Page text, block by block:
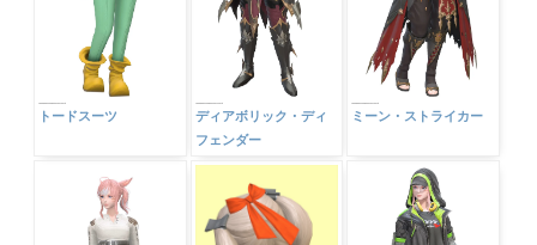
トードスーツ
ディアボリック・ディ
フェンダー
ミーン・ストライカー